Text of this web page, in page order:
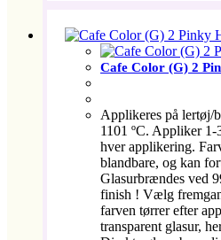
Cafe Color (G) 2
Applikeres på lertøj/
1101 ºC. Appliker
hver applikering.
blandbare, og kan
Glasurbrændes ved
finish ! Vælg
farven tørrer efter
transparent glasur,